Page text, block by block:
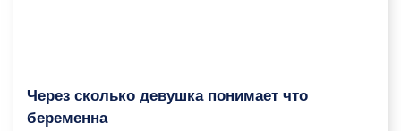
Через сколько девушка понимает что
беременна